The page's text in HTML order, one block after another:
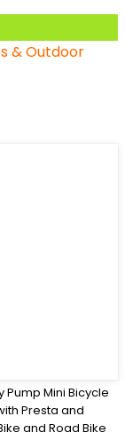
Pump Mini Bicycle
Presta and
and Road Bike